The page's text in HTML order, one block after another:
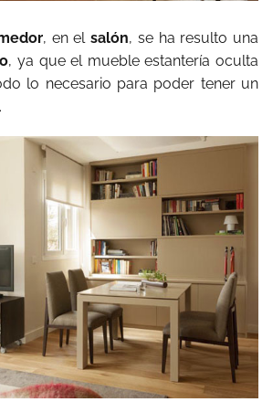
, en elsalón, se ha resulto una
, ya que el mueble estantería oculta
lo necesario para poder tener un